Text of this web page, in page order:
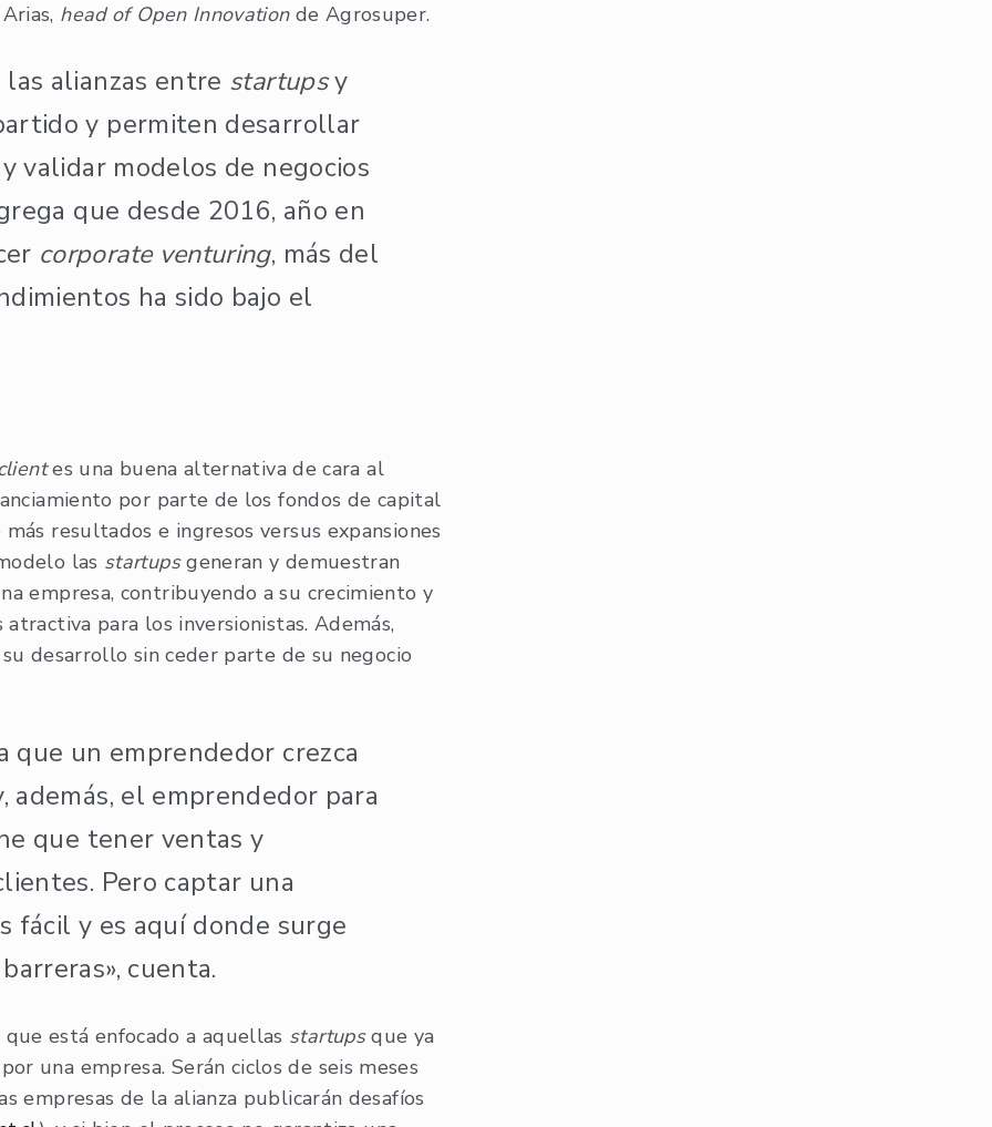
head of Open Innovationde Agrosuper.
las alianzas entre startupsy
y permiten desarrollar
validar modelos de negocios
que desde 2016, año en
corporate venturing, más del
ha sido bajo el
es una buena alternativa de cara al
por parte de los fondos de capital
resultados e ingresos versus expansiones
las startupsgeneran y demuestran
empresa, contribuyendo a su crecimiento y
para los inversionistas. Además,
desarrollo sin ceder parte de su negocio
que un emprendedor crezca
además, el emprendedor para
que tener ventas y
Pero captar una
fácil y es aquí donde surge
cuenta.
está enfocado a aquellas startupsque ya
una empresa. Serán ciclos de seis meses
empresas de la alianza publicarán desafíos